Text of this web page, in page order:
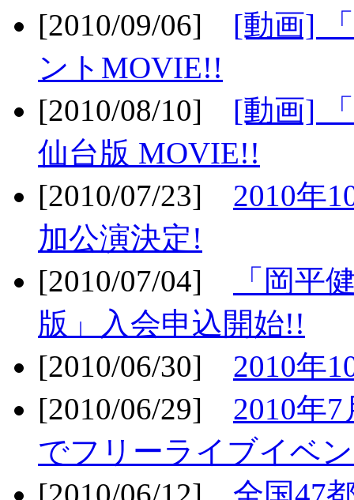
[2010/09/06] [動画]
ントMOVIE!!
[2010/08/10] [動画]
仙台版 MOVIE!!
[2010/07/23] 2010年
加公演決定!
[2010/07/04]
「岡平
版」入会申込開始!!
[2010/06/30] 2010年
[2010/06/29] 2010年
でフリーライブイベ